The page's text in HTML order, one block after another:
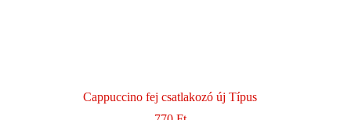
Cappuccino fej csatlakozó új Típus